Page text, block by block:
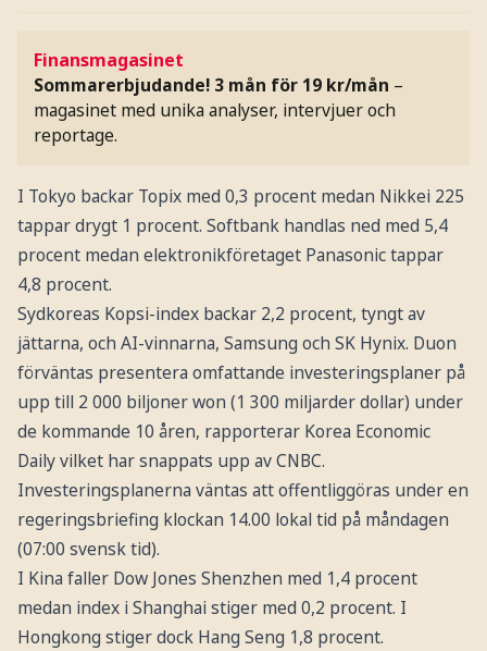
Finansmagasinet
Sommarerbjudande! 3 mån för 19 kr/mån –
magasinet med unika analyser, intervjuer och
reportage.
I Tokyo backar Topix med 0,3 procent medan Nikkei 225
tappar drygt 1 procent. Softbank handlas ned med 5,4
procent medan elektronikföretaget Panasonic tappar
4,8 procent.
Sydkoreas Kopsi-index backar 2,2 procent, tyngt av
jättarna, och AI-vinnarna, Samsung och SK Hynix. Duon
förväntas presentera omfattande investeringsplaner på
upp till 2 000 biljoner won (1 300 miljarder dollar) under
de kommande 10 åren, rapporterar Korea Economic
Daily vilket har snappats upp av CNBC.
Investeringsplanerna väntas att offentliggöras under en
regeringsbriefing klockan 14.00 lokal tid på måndagen
(07:00 svensk tid).
I Kina faller Dow Jones Shenzhen med 1,4 procent
medan index i Shanghai stiger med 0,2 procent. I
Hongkong stiger dock Hang Seng 1,8 procent.